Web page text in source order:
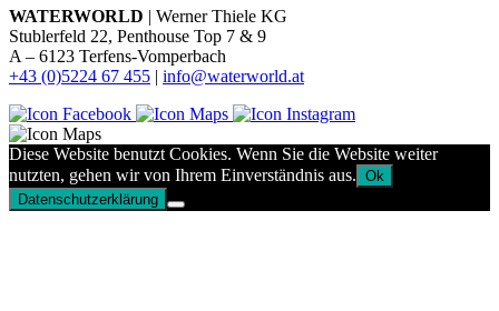
WATERWORLD | Werner Thiele KG
Stublerfeld 22, Penthouse Top 7 & 9
A – 6123 Terfens-Vomperbach
+43 (0)5224 67 455 | info@waterworld.at
Diese Website benutzt Cookies. Wenn Sie die Website weiter
nutzten, gehen wir von Ihrem Einverständnis aus. Ok
Datenschutzerklärung